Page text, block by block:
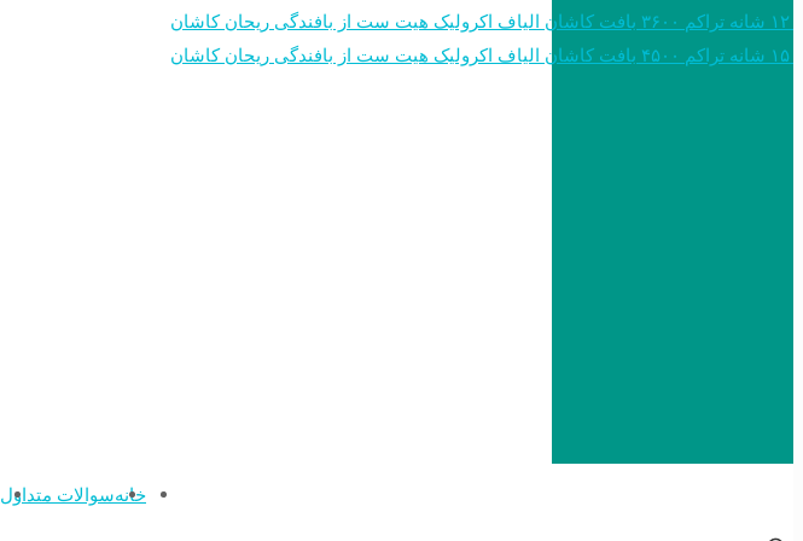
خانهسوالات متداول